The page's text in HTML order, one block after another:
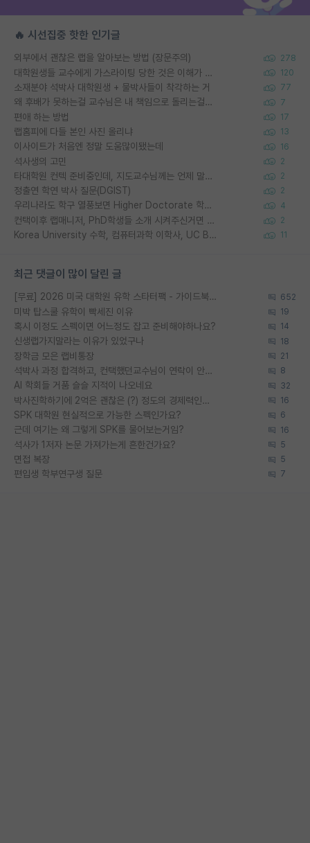
🔥 시선집중 핫한 인기글
외부에서 괜찮은 랩을 알아보는 방법 (장문주의) 278
대학원생들 교수에게 가스라이팅 당한 것은 이해가 갑니다. 안타깝네요. 120
소재분야 석박사 대학원생 + 물박사들이 착각하는 거 77
왜 후배가 못하는걸 교수님은 내 책임으로 돌리는걸까요? 7
편애 하는 방법 17
랩홈피에 다들 본인 사진 올리냐 13
이사이트가 처음엔 정말 도움많이됐는데 16
석사생의 고민 2
타대학원 컨텍 준비중인데, 지도교수님께는 언제 말씀드려야 할까요? 2
정출연 학연 박사 질문(DGIST) 2
우리나라도 학구 열풍보면 Higher Doctorate 학위가 필요하다고 봅니다. 4
컨택이후 랩매니저, PhD학생들 소개 시켜주신거면 거의 컨펌에 가깝나요? 2
Korea University 수학, 컴퓨터과학 이학사, UC Berkeley 산업공학 대학원 공학박사가 되는 것은 쉽지 않겠죠? 11
최근 댓글이 많이 달린 글
[무료] 2026 미국 대학원 유학 스타터팩 - 가이드북 & 합격자 컨택메일 템플릿 652
미박 탑스쿨 유학이 빡세진 이유 19
혹시 이정도 스펙이면 어느정도 잡고 준비해야하나요? 14
신생랩가지말라는 이유가 있었구나 18
장학금 모은 랩비통장 21
석박사 과정 합격하고, 컨택했던교수님이 연락이 안됩니다... 8
AI 학회들 거품 슬슬 지적이 나오네요 32
박사진학하기에 2억은 괜찮은 (?) 정도의 경제력인가요 16
SPK 대학원 현실적으로 가능한 스펙인가요? 6
근데 여기는 왜 그렇게 SPK를 물어보는거임? 16
석사가 1저자 논문 가져가는게 흔한건가요? 5
면접 복장 5
편입생 학부연구생 질문 7